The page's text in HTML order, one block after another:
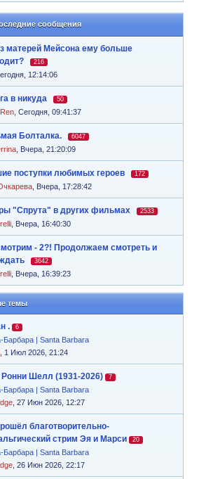
сообщения
матерей Мейсона ему больше
216
12:14:06
в никуда 50
Сегодня, 09:41:37
Болталка. 6047
Вчера, 21:20:09
поступки любимых героев 172
Вчера, 17:28:42
"Спрута" в других фильмах 2533
Вчера, 16:40:30
- 2?! Продолжаем смотреть и
3642
Вчера, 16:39:23
темы
. 6
Барбара | Santa Barbara
, 1 Июл 2026, 21:24
Ронни Шелл (1931-2026) 7
Барбара | Santa Barbara
, 27 Июн 2026, 12:27
благотворительно-
стрим Эя и Марси
20
Барбара | Santa Barbara
, 26 Июн 2026, 22:17